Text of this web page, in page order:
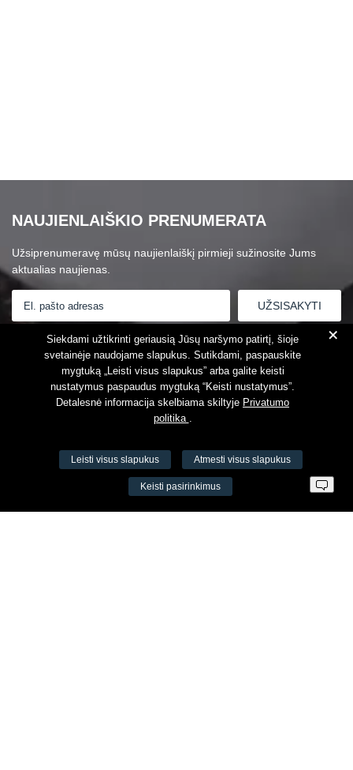
NAUJIENLAIŠKIO PRENUMERATA
Užsiprenumeravę mūsų naujienlaiškį pirmieji sužinosite Jums
aktualias naujienas.
Susipažinau suPrivatumo politika
VŠĮ Fitneso mokymo centras AEROMIX
+
Siekdami užtikrinti geriausią Jūsų naršymo patirtį, šioje
svetainėje naudojame slapukus. Sutikdami, paspauskite
mygtuką „Leisti visus slapukus” arba galite keisti
nustatymus paspaudus mygtuką “Keisti nustatymus”.
Detalesnė informacija skelbiama skiltyje Privatumo
politika .
Leisti visus slapukus Atmesti visus slapukus
Keisti pasirinkimus